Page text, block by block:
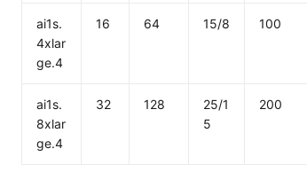
ai1s.
4xlar
ge.4
16 64 15/8 100
ai1s.
8xlar
ge.4
32 128
25/1
5
200